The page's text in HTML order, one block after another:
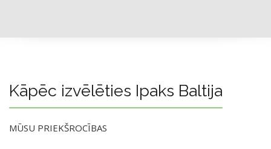
Kāpēc izvēlēties Ipaks Baltija
MŪSU PRIEKŠROCĪBAS